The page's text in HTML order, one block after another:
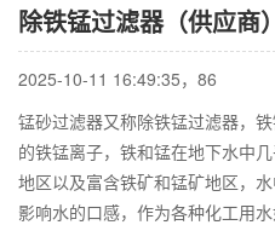
除铁锰过滤器（供应商）
2025-10-11 16:49:35， 86
锰砂过滤器又称除铁锰过滤器，
的铁锰离子，铁和锰在地下水中
地区以及富含铁矿和锰矿地区，
影响水的口感，作为各种化工用